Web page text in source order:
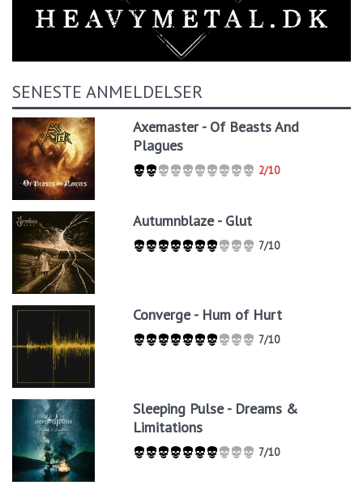
SENESTE ANMELDELSER
Axemaster - Of Beasts And
Plagues
2/10
Autumnblaze - Glut
7/10
Converge - Hum of Hurt
7/10
Sleeping Pulse - Dreams &
Limitations
7/10